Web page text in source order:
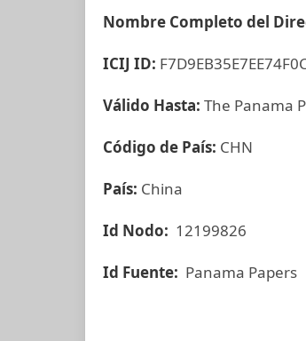
Nombre Completo del
ICIJ ID:
Válido Hasta: The Panama
Código de País: CHN
País: China
Id Nodo: 12199826
Id Fuente: Panama Papers